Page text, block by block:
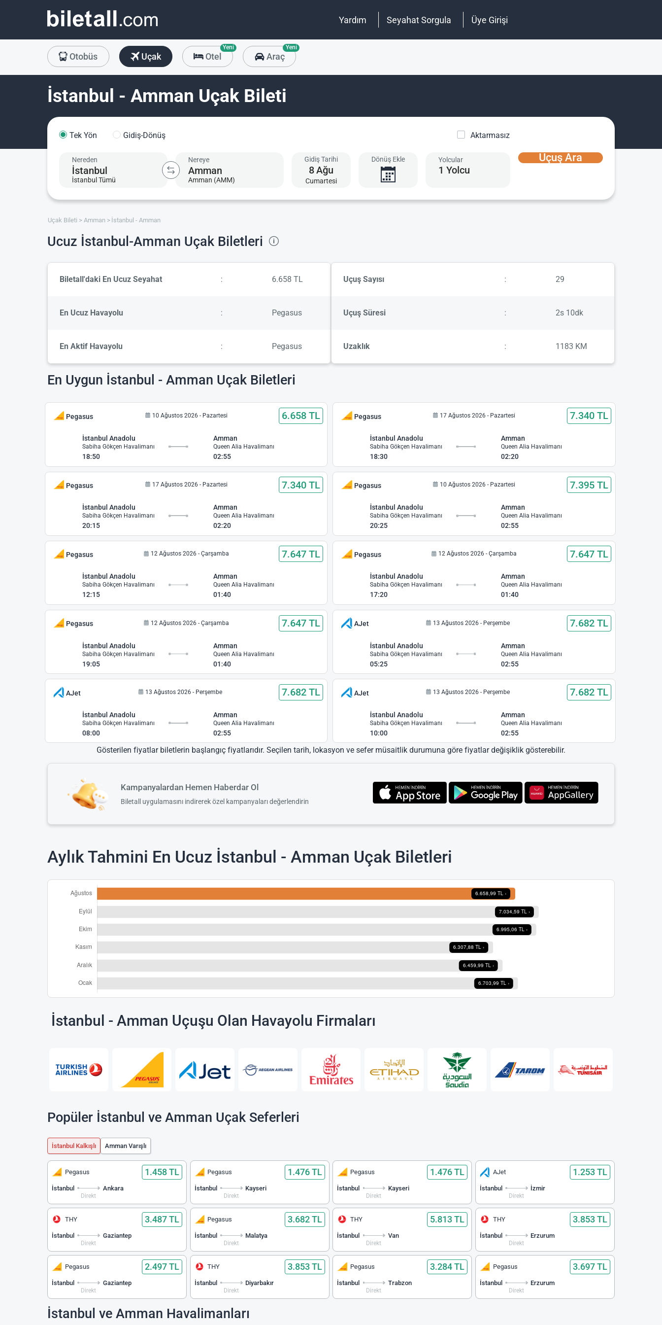
Yardım Seyahat Sorgula Üye Girişi
Otobüs Uçak Otel
Yeni
Araç
Yeni
İstanbul - Amman Uçak Bileti
Tek Yön Gidiş-Dönüş Aktarmasız
Nereden
İstanbul Tümü
Nereye
Amman (AMM)
Gidiş Tarihi
8Ağu
Cumartesi
Dönüş Ekle Yolcular
1 Yolcu
Uçuş Ara
Uçak Bileti Amman İstanbul - Amman
Ucuz İstanbul-Amman Uçak Biletleri
Biletall'daki En Ucuz Seyahat : 6.658 TL
En Ucuz Havayolu : Pegasus
En Aktif Havayolu : Pegasus
Uçuş Sayısı : 29
Uçuş Süresi : 2s 10dk
Uzaklık : 1183 KM
En Uygun İstanbul - Amman Uçak Biletleri
Pegasus 10 Ağustos 2026 - Pazartesi 6.658 TL
İstanbul Anadolu
Sabiha Gökçen Havalimanı
18:50
Amman
Queen Alia Havalimanı
02:55
Pegasus 17 Ağustos 2026 - Pazartesi 7.340 TL
İstanbul Anadolu
Sabiha Gökçen Havalimanı
18:30
Amman
Queen Alia Havalimanı
02:20
Pegasus 17 Ağustos 2026 - Pazartesi 7.340 TL
İstanbul Anadolu
Sabiha Gökçen Havalimanı
20:15
Amman
Queen Alia Havalimanı
02:20
Pegasus 10 Ağustos 2026 - Pazartesi 7.395 TL
İstanbul Anadolu
Sabiha Gökçen Havalimanı
20:25
Amman
Queen Alia Havalimanı
02:55
Pegasus 12 Ağustos 2026 - Çarşamba 7.647 TL
İstanbul Anadolu
Sabiha Gökçen Havalimanı
12:15
Amman
Queen Alia Havalimanı
01:40
Pegasus 12 Ağustos 2026 - Çarşamba 7.647 TL
İstanbul Anadolu
Sabiha Gökçen Havalimanı
17:20
Amman
Queen Alia Havalimanı
01:40
Pegasus 12 Ağustos 2026 - Çarşamba 7.647 TL
İstanbul Anadolu
Sabiha Gökçen Havalimanı
19:05
Amman
Queen Alia Havalimanı
01:40
AJet 13 Ağustos 2026 - Perşembe 7.682 TL
İstanbul Anadolu
Sabiha Gökçen Havalimanı
05:25
Amman
Queen Alia Havalimanı
02:55
AJet 13 Ağustos 2026 - Perşembe 7.682 TL
İstanbul Anadolu
Sabiha Gökçen Havalimanı
08:00
Amman
Queen Alia Havalimanı
02:55
AJet 13 Ağustos 2026 - Perşembe 7.682 TL
İstanbul Anadolu
Sabiha Gökçen Havalimanı
10:00
Amman
Queen Alia Havalimanı
02:55
Gösterilen fiyatlar biletlerin başlangıç fiyatlarıdır. Seçilen tarih, lokasyon ve sefer müsaitlik durumuna göre fiyatlar değişiklik gösterebilir.
Kampanyalardan Hemen Haberdar Ol
Biletall uygulamasını indirerek özel kampanyaları değerlendirin
Aylık Tahmini En Ucuz İstanbul - Amman Uçak Biletleri
İstanbul - Amman Uçuşu Olan Havayolu Firmaları
Popüler İstanbul ve Amman Uçak Seferleri
İstanbul Kalkışlı Amman Varışlı
Pegasus 1.458 TL
İstanbul
Direkt
Ankara
Pegasus 1.476 TL
İstanbul
Direkt
Kayseri
Pegasus 1.476 TL
İstanbul
Direkt
Kayseri
AJet 1.253 TL
İstanbul
Direkt
İzmir
THY 3.487 TL
İstanbul
Direkt
Gaziantep
Pegasus 3.682 TL
İstanbul
Direkt
Malatya
THY 5.813 TL
İstanbul
Direkt
Van
THY 3.853 TL
İstanbul
Direkt
Erzurum
Pegasus 2.497 TL
İstanbul
Direkt
Gaziantep
THY 3.853 TL
İstanbul
Direkt
Diyarbakır
Pegasus 3.284 TL
İstanbul
Direkt
Trabzon
Pegasus 3.697 TL
İstanbul
Direkt
Erzurum
İstanbul ve Amman Havalimanları